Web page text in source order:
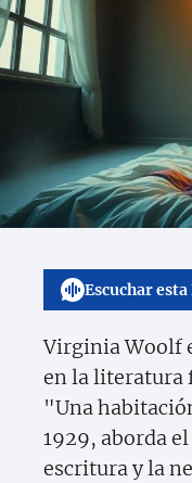
Escuchar
Virginia Woolf
en la literatura
"Una
1929, aborda
escritura y la